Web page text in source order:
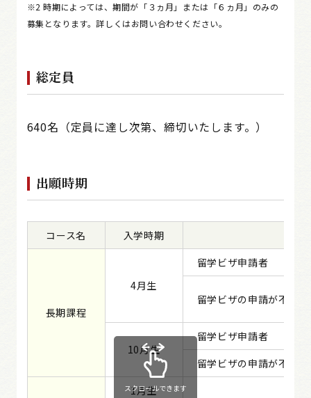
※2 時期によっては、期間が「３ヵ月」または「６ヵ月」のみの
募集となります。詳しくはお問い合わせください。
総定員
640名（定員に達し次第、締切いたします。）
出願時期
コース名 入学時期
長期課程
4月生
留学ビザ申請者
留学ビザの申請が不要
10月生
留学ビザ申請者
留学ビザの申請が不要
1月生
スクロールできます